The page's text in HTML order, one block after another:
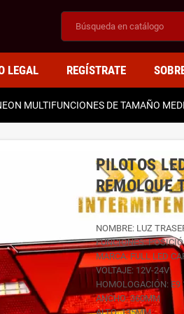
LEGAL REGÍSTRATE
MULTIFUNCIONES DE TAMAÑO
PILOTOS
REMOLQUE
NOMBRE: LUZ
FUNCIONES:
MARCA: FULL LED
VOLTAJE: 12V-24V
HOMOLOGACIÓN:
ANCHO: 360MM